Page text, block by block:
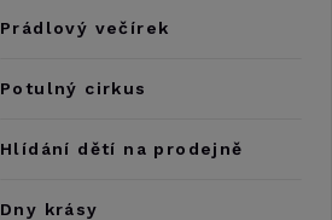
Prádlový večírek
Potulný cirkus
Hlídání dětí na prodejně
Dny krásy